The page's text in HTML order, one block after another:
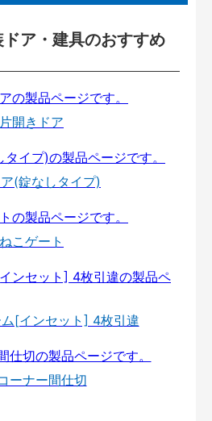
ア・建具のおすすめ
片開きドア
(錠なしタイプ)
ねこゲート
[インセット] 4枚引違
ーナー間仕切